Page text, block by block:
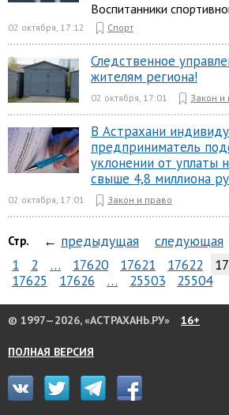
Воспитанники
02 октября, 17:12 Спорт
Следственное
жителям региона!
02 октября, 17:01 Закон и
В Астрахани
предприниматель
уклонении от уплаты
свыше 4,8 миллиона
02 октября, 17:01 Закон и право
Стр. ← предыдущая следующая
1
2 … 17620 17621 17622
17625
17626 … 25503 25504
© 1997—2026, «АСТРАХАНЬ.РУ» 16+
ПОЛНАЯ ВЕРСИЯ